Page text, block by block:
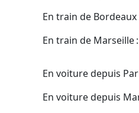
En train de Bordeaux
En train de Marseille
En voiture depuis
En voiture depuis